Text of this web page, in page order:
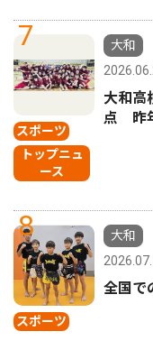
7
スポーツ
トップニュ
ース
大和
大和高
点 昨
8
スポーツ
大和
全国で